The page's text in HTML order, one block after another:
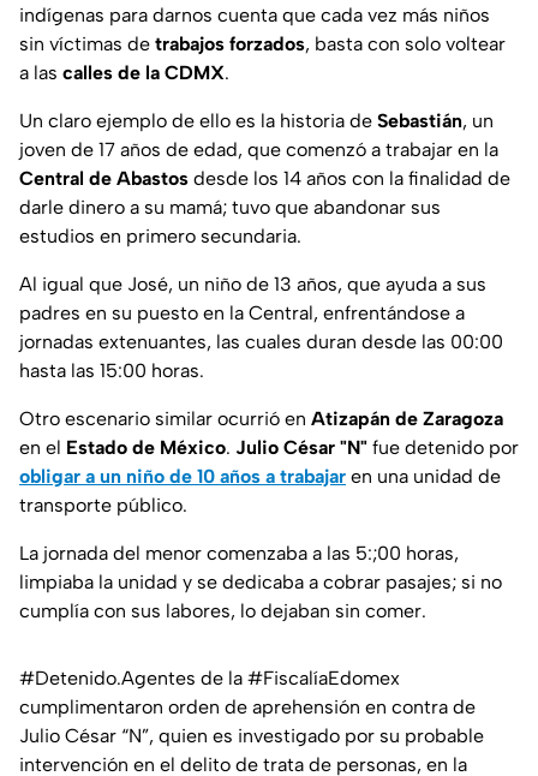
indígenas para darnos cuenta que cada vez más niños
sin víctimas de trabajos forzados, basta con solo voltear
a las calles de la CDMX.
Un claro ejemplo de ello es la historia de Sebastián, un
joven de 17 años de edad, que comenzó a trabajar en la
Central de Abastos desde los 14 años con la finalidad de
darle dinero a su mamá; tuvo que abandonar sus
estudios en primero secundaria.
Al igual que José, un niño de 13 años, que ayuda a sus
padres en su puesto en la Central, enfrentándose a
jornadas extenuantes, las cuales duran desde las 00:00
hasta las 15:00 horas.
Otro escenario similar ocurrió en Atizapán de Zaragoza
en el Estado de México. Julio César "N" fue detenido por
obligar a un niño de 10 años a trabajar en una unidad de
transporte público.
La jornada del menor comenzaba a las 5:;00 horas,
limpiaba la unidad y se dedicaba a cobrar pasajes; si no
cumplía con sus labores, lo dejaban sin comer.
#Detenido.Agentes de la #FiscalíaEdomex
cumplimentaron orden de aprehensión en contra de
Julio César “N”, quien es investigado por su probable
intervención en el delito de trata de personas, en la